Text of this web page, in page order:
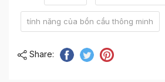
tính năng của bồn cầu thông minh
Share: